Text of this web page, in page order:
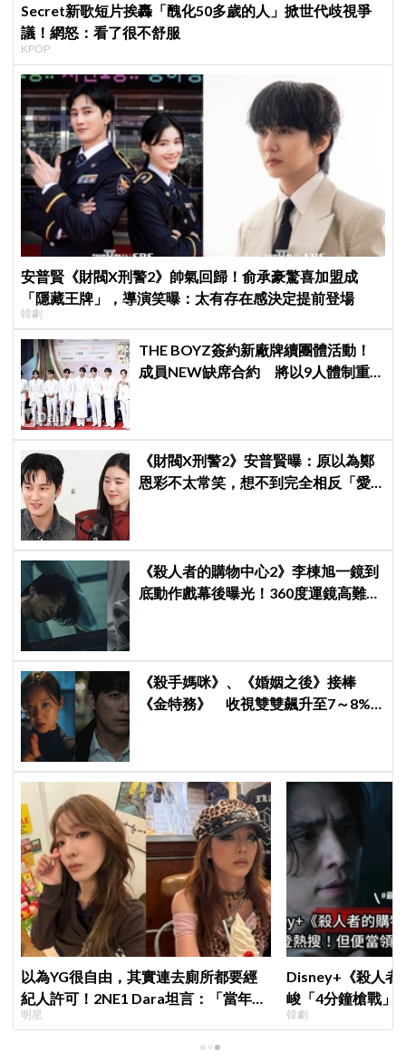
Secret新歌短片挨轟「醜化50多歲的人」掀世代歧視爭
議！網怒：看了很不舒服
KPOP
安普賢《財閥X刑警2》帥氣回歸！俞承豪驚喜加盟成
「隱藏王牌」，導演笑曝：太有存在感決定提前登場
韓劇
THE BOYZ簽約新廠牌續團體活動！
成員NEW缺席合約 將以9人體制重
《財閥X刑警2》安普賢曝：原以為鄭
恩彩不太常笑，想不到完全相反「愛
《殺人者的購物中心2》李棟旭一鏡到
底動作戲幕後曝光！360度運鏡高難度
《殺手媽咪》、《婚姻之後》接棒
《金特務》 收視雙雙飆升至7～8%
以為YG很自由，其實連去廁所都要經
紀人許可！2NE1 Dara坦言：「當年超
羨慕少女時代」
明星
Disney+《殺人者
峻「4分鐘槍戰」
完兩大主角全掛
韓劇